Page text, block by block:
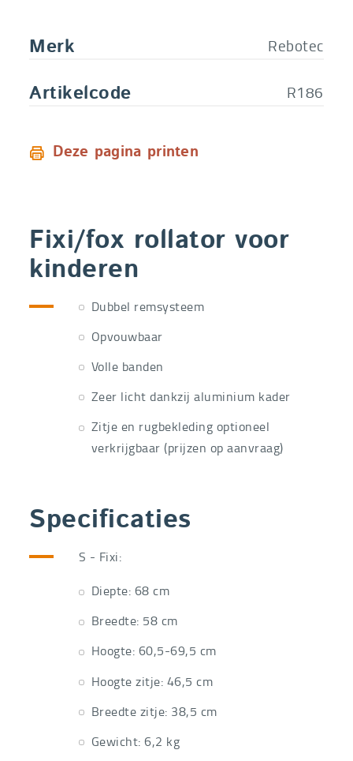
Merk Rebotec
Artikelcode R186
Deze pagina printen
Fixi/fox rollator voor
kinderen
Dubbel remsysteem
Opvouwbaar
Volle banden
Zeer licht dankzij aluminium kader
Zitje en rugbekleding optioneel
verkrijgbaar (prijzen op aanvraag)
Specificaties
S - Fixi:
Diepte: 68 cm
Breedte: 58 cm
Hoogte: 60,5-69,5 cm
Hoogte zitje: 46,5 cm
Breedte zitje: 38,5 cm
Gewicht: 6,2 kg